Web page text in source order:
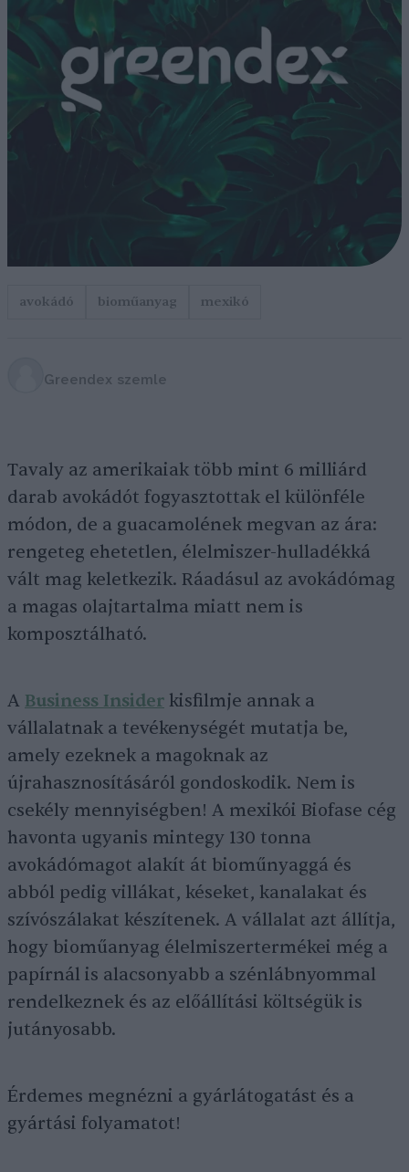
avokádó bioműanyag mexikó
Greendex szemle
Tavaly az amerikaiak több mint 6 milliárd
darab avokádót fogyasztottak el különféle
módon, de a guacamolének megvan az ára:
rengeteg ehetetlen, élelmiszer-hulladékká
vált mag keletkezik. Ráadásul az avokádómag
a magas olajtartalma miatt nem is
komposztálható.
A Business Insider kisfilmje annak a
vállalatnak a tevékenységét mutatja be,
amely ezeknek a magoknak az
újrahasznosításáról gondoskodik. Nem is
csekély mennyiségben! A mexikói Biofase cég
havonta ugyanis mintegy 130 tonna
avokádómagot alakít át bioműnyaggá és
abból pedig villákat, késeket, kanalakat és
szívószálakat készítenek. A vállalat azt állítja,
hogy bioműanyag élelmiszertermékei még a
papírnál is alacsonyabb a szénlábnyommal
rendelkeznek és az előállítási költségük is
jutányosabb.
Érdemes megnézni a gyárlátogatást és a
gyártási folyamatot!